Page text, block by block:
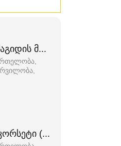
მანჟეტიანი
(26სმ) ღვედით